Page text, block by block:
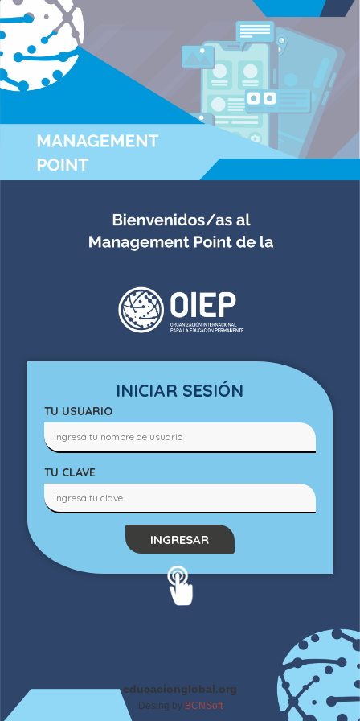
INICIAR SESIÓN
TU USUARIO
TU CLAVE
INGRESAR
educacionglobal.org
Desing by BCNSoft